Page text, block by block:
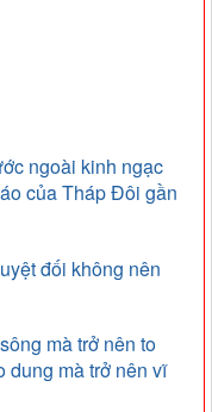
ngoài kinh ngạc
của Tháp Đôi gần
đối không nên
mà trở nên to
dung mà trở nên vĩ